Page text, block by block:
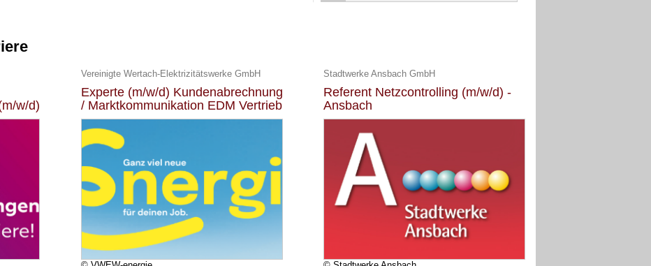
w/d)
Vereinigte Wertach-Elektrizitätswerke GmbH
Experte (m/w/d) Kundenabrechnung
/ Marktkommunikation EDM Vertrieb
Stadtwerke Ansbach GmbH
Referent Netzcontrolling (m/w/d) -
Ansbach